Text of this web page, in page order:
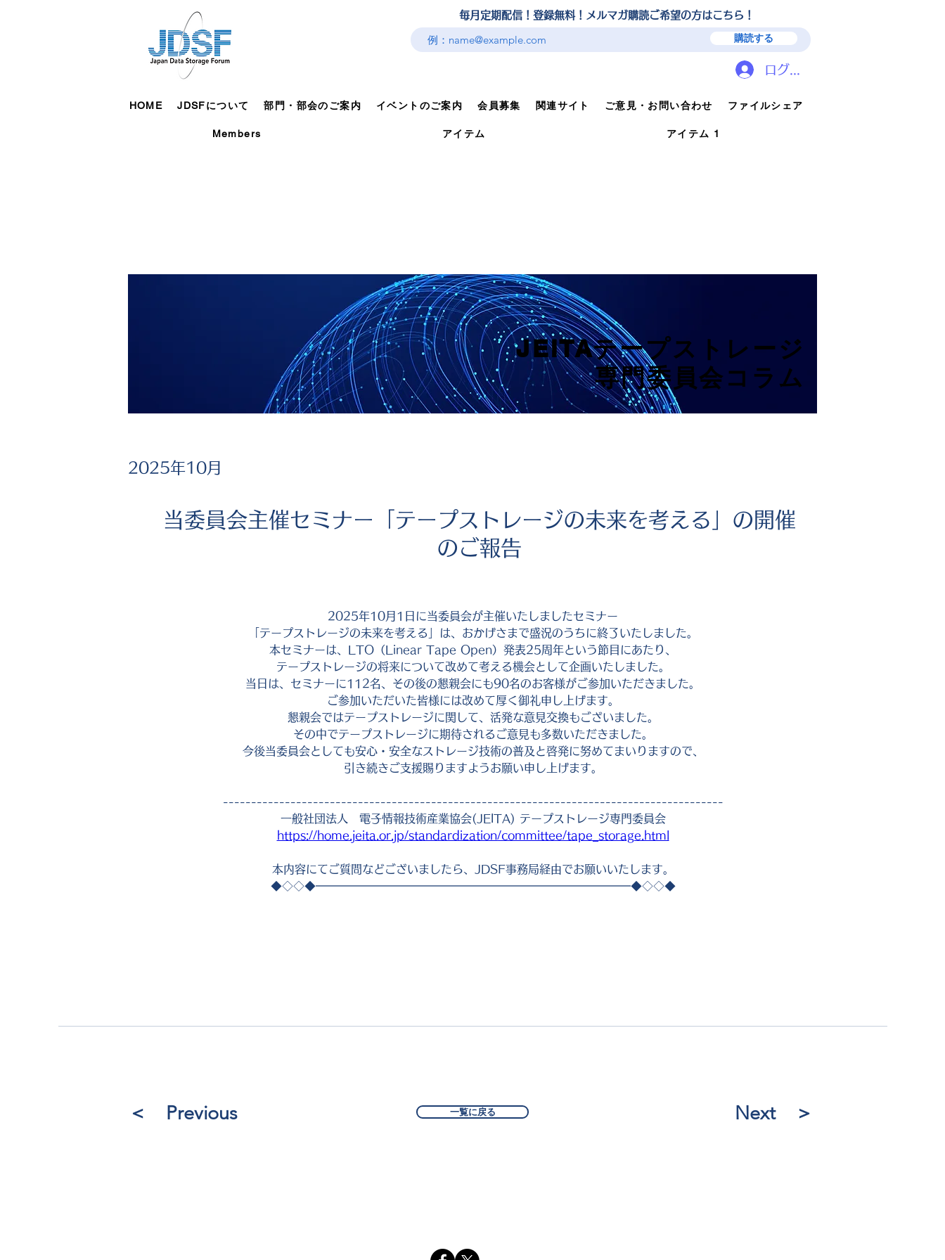
​毎月定期配信！登録無料！メルマガ購読ご希望の方はこちら！
購読する
HOME JDSFについて 部門・部会のご案内 イベントのご案内 会員募集 関連サイト ご意見・お問い合わせ ファイルシェア
Members アイテム アイテム 1
ログイン
JEITAテープストレージ
専門委員会コラム
JEITAテープストレージ
専門委員会コラム
2025年10月
当委員会主催セミナー「テープストレージの未来を考える」の開催
のご報告
2025年10月1日に当委員会が主催いたしましたセミナー
「テープストレージの未来を考える」は、おかげさまで盛況のうちに終了いたしました。
本セミナーは、LTO（Linear Tape Open）発表25周年という節目にあたり、
テープストレージの将来について改めて考える機会として企画いたしました。
当日は、セミナーに112名、その後の懇親会にも90名のお客様がご参加いただきました。
ご参加いただいた皆様には改めて厚く御礼申し上げます。
懇親会ではテープストレージに関して、活発な意見交換もございました。
その中でテープストレージに期待されるご意見も多数いただきました。
今後当委員会としても安心・安全なストレージ技術の普及と啓発に努めてまいりますので、
引き続きご支援賜りますようお願い申し上げます。
-----------------------------------------------------------------------------------------
一般社団法人　電子情報技術産業協会(JEITA) テープストレージ専門委員会
https://home.jeita.or.jp/standardization/committee/tape_storage.html
本内容にてご質問などございましたら、JDSF事務局経由でお願いいたします。
◆◇◇◆━━━━━━━━━━━━━━━━━━━━━━━━━━━━◆◇◇◆
＜ Previous 一覧に戻る Next ＞